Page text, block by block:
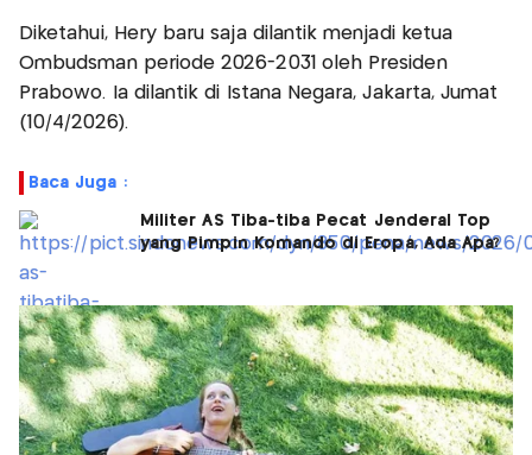
Diketahui, Hery baru saja dilantik menjadi ketua
Ombudsman periode 2026-2031 oleh Presiden
Prabowo. Ia dilantik di Istana Negara, Jakarta, Jumat
(10/4/2026).
Baca Juga :
Militer AS Tiba-tiba Pecat Jenderal Top
yang Pimpin Komando di Eropa, Ada Apa?